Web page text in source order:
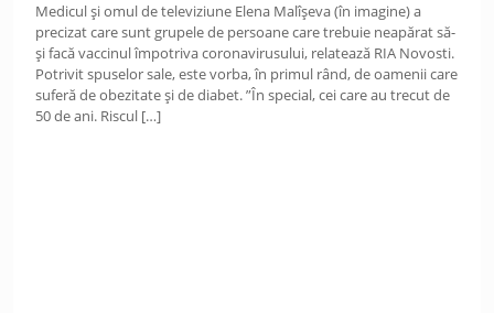
Medicul și omul de televiziune Elena Malîșeva (în imagine) a
precizat care sunt grupele de persoane care trebuie neapărat să-
și facă vaccinul împotriva coronavirusului, relatează RIA Novosti.
Potrivit spuselor sale, este vorba, în primul rând, de oamenii care
suferă de obezitate și de diabet. ”În special, cei care au trecut de
50 de ani. Riscul […]